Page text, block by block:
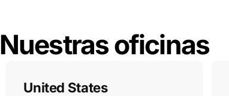
Nuestras oficinas
United States